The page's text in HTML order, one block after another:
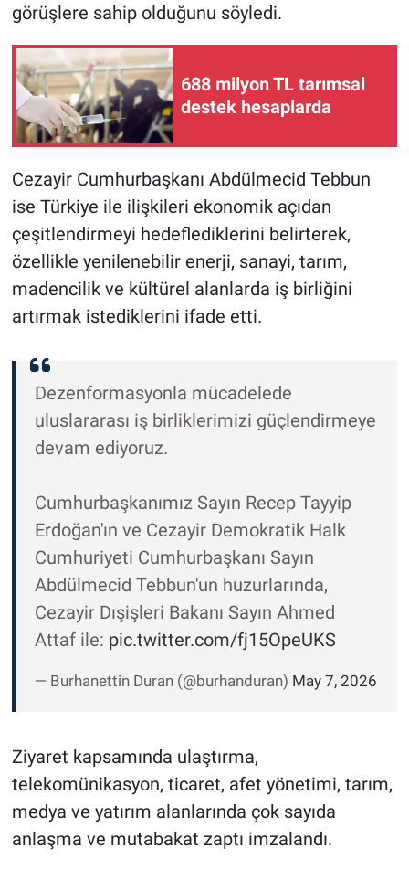
görüşlere sahip olduğunu söyledi.
688 milyon TL tarımsal
destek hesaplarda
Cezayir Cumhurbaşkanı Abdülmecid Tebbun
ise Türkiye ile ilişkileri ekonomik açıdan
çeşitlendirmeyi hedeflediklerini belirterek,
özellikle yenilenebilir enerji, sanayi, tarım,
madencilik ve kültürel alanlarda iş birliğini
artırmak istediklerini ifade etti.
Dezenformasyonla mücadelede
uluslararası iş birliklerimizi güçlendirmeye
devam ediyoruz.
Cumhurbaşkanımız Sayın Recep Tayyip
Erdoğan'ın ve Cezayir Demokratik Halk
Cumhuriyeti Cumhurbaşkanı Sayın
Abdülmecid Tebbun'un huzurlarında,
Cezayir Dışişleri Bakanı Sayın Ahmed
Attaf ile: pic.twitter.com/fj15OpeUKS
— Burhanettin Duran (@burhanduran) May 7, 2026
Ziyaret kapsamında ulaştırma,
telekomünikasyon, ticaret, afet yönetimi, tarım,
medya ve yatırım alanlarında çok sayıda
anlaşma ve mutabakat zaptı imzalandı.